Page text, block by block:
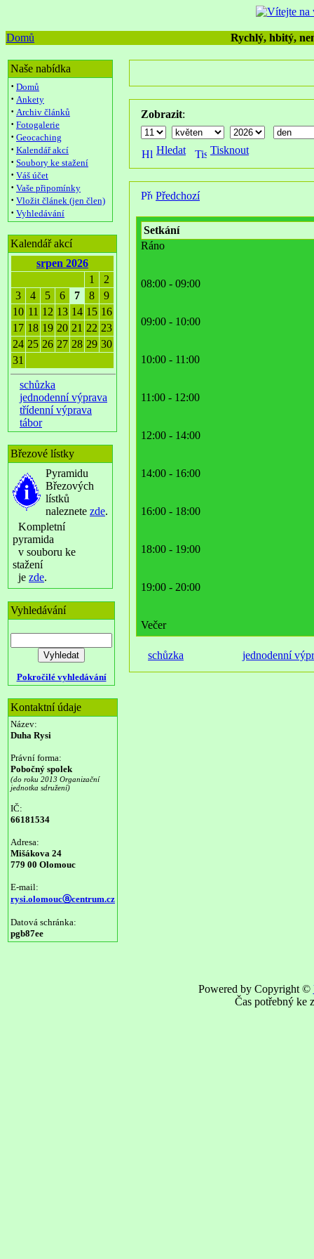
Domů Rychlý, hbitý,
Naše nabídka
· Domů
· Ankety
· Archiv článků
· Fotogalerie
· Geocaching
· Kalendář akcí
· Soubory ke stažení
· Váš účet
· Vaše připomínky
· Vložit článek (jen člen)
· Vyhledávání
Kalendář akcí
srpen 2026
1
2
3
4 5 6 7 8
9
10 11 12 13 14 15 16
17 18 19 20 21 22 23
24 25 26 27 28 29 30
31
schůzka
jednodenní výprava
třídenní výprava
tábor
Březové lístky
Pyramidu
Březových
lístků
naleznete zde.
Kompletní
pyramida
v souboru ke
stažení
je zde.
Vyhledávání
Pokročilé vyhledávání
Kontaktní údaje
Název:
Duha Rysi
Právní forma:
Pobočný spolek
(do roku 2013 Organizační
jednotka sdružení)
IČ:
66181534
Adresa:
Mišákova 24
779 00 Olomouc
E-mail:
rysi.olomoucⓐcentrum.cz
Datová schránka:
pgb87ee
Zobrazit:
Hledat Tisknout
Předchozí
Setkání
Ráno
08:00 - 09:00
09:00 - 10:00
10:00 - 11:00
11:00 - 12:00
12:00 - 14:00
14:00 - 16:00
16:00 - 18:00
18:00 - 19:00
19:00 - 20:00
Večer
schůzka jednodenní
Powered by Copyright ©
Čas potřebný ke